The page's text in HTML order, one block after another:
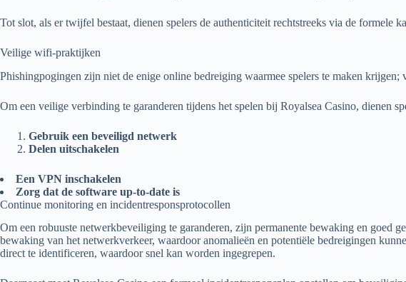
Tot slot, als er twijfel bestaat, dienen spelers de authenticiteit rechtstreeks via de formele
Veilige wifi-praktijken
Phishingpogingen zijn niet de enige online bedreiging waarmee spelers te maken
Om een veilige verbinding te garanderen tijdens het spelen bij Royalsea Casino, dienen
Gebruik een beveiligd netwerk
Delen uitschakelen
Een VPN inschakelen
Zorg dat de software up-to-date is
Continue monitoring en incidentresponsprotocollen
Om een robuuste netwerkbeveiliging te garanderen, zijn permanente bewaking en goed
bewaking van het netwerkverkeer, waardoor anomalieën en potentiële bedreigingen
direct te identificeren, waardoor snel kan worden ingegrepen.